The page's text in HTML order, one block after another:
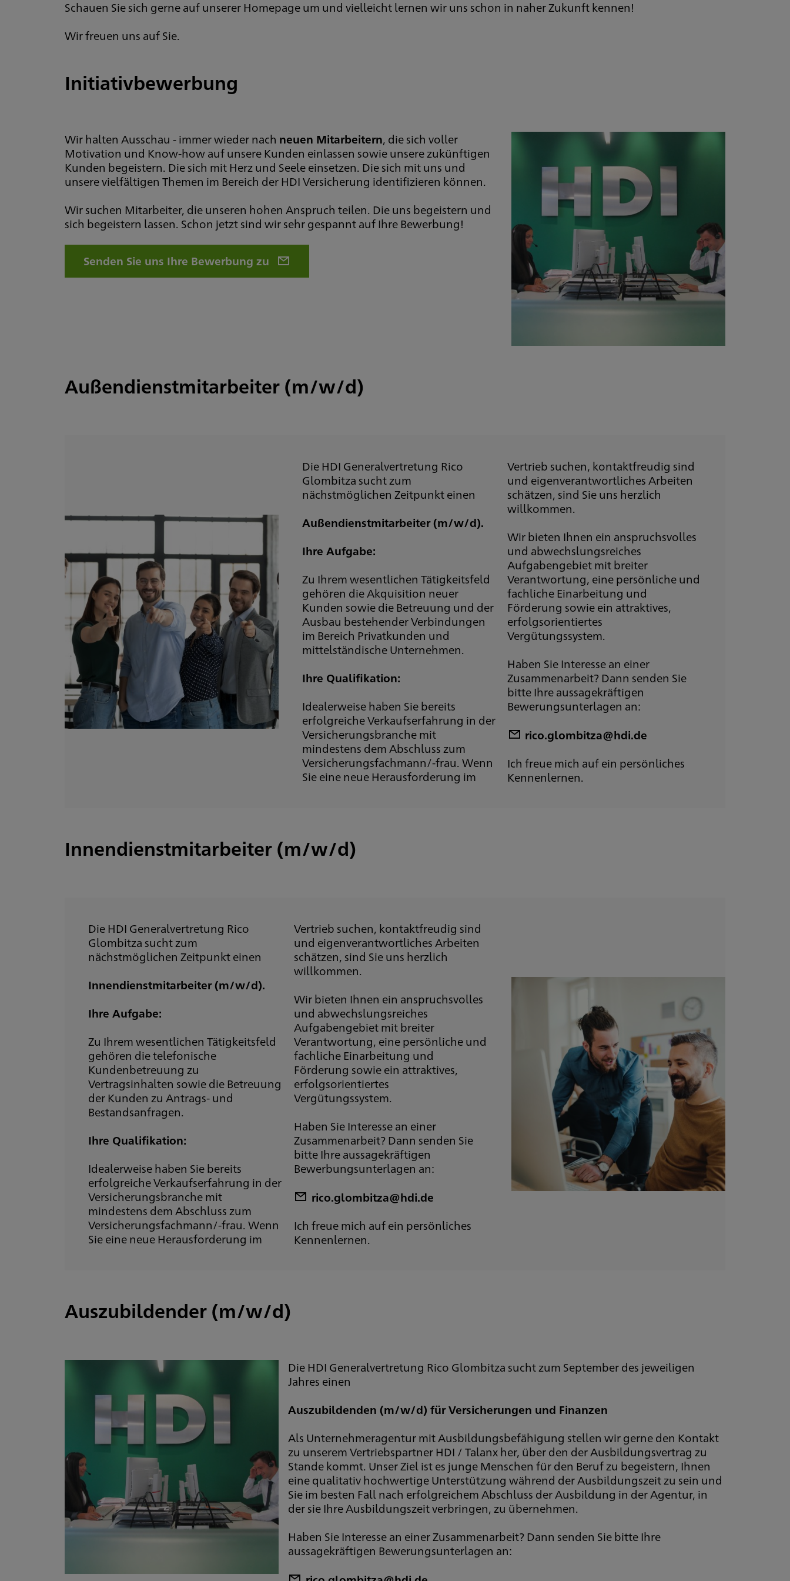
Schauen Sie sich gerne auf unserer Homepage um und vielleicht lernen wir uns schon in naher Zukunft kennen!
Wir freuen uns auf Sie.
Initiativbewerbung
Wir halten Ausschau - immer wieder nach neuen Mitarbeitern, die sich voller
Motivation und Know-how auf unsere Kunden einlassen sowie unsere zukünftigen
Kunden begeistern. Die sich mit Herz und Seele einsetzen. Die sich mit uns und
unsere vielfältigen Themen im Bereich der HDI Versicherung identifizieren können.
Wir suchen Mitarbeiter, die unseren hohen Anspruch teilen. Die uns begeistern und
sich begeistern lassen. Schon jetzt sind wir sehr gespannt auf Ihre Bewerbung!
Senden Sie uns Ihre Bewerbung zu
Außendienstmitarbeiter (m/w/d)
Die HDI Generalvertretung Rico
Glombitza sucht zum
nächstmöglichen Zeitpunkt einen
Außendienstmitarbeiter (m/w/d).
Ihre Aufgabe:
Zu Ihrem wesentlichen Tätigkeitsfeld
gehören die Akquisition neuer
Kunden sowie die Betreuung und der
Ausbau bestehender Verbindungen
im Bereich Privatkunden und
mittelständische Unternehmen.
Ihre Qualifikation:
Idealerweise haben Sie bereits
erfolgreiche Verkaufserfahrung in der
Versicherungsbranche mit
mindestens dem Abschluss zum
Versicherungsfachmann/-frau. Wenn
Sie eine neue Herausforderung im
Vertrieb suchen, kontaktfreudig sind
und eigenverantwortliches Arbeiten
schätzen, sind Sie uns herzlich
willkommen.
Wir bieten Ihnen ein anspruchsvolles
und abwechslungsreiches
Aufgabengebiet mit breiter
Verantwortung, eine persönliche und
fachliche Einarbeitung und
Förderung sowie ein attraktives,
erfolgsorientiertes
Vergütungssystem.
Haben Sie Interesse an einer
Zusammenarbeit? Dann senden Sie
bitte Ihre aussagekräftigen
Bewerungsunterlagen an:
rico.glombitza@hdi.de
Ich freue mich auf ein persönliches
Kennenlernen.
Innendienstmitarbeiter (m/w/d)
Die HDI Generalvertretung Rico
Glombitza sucht zum
nächstmöglichen Zeitpunkt einen
Innendienstmitarbeiter (m/w/d).
Ihre Aufgabe:
Zu Ihrem wesentlichen Tätigkeitsfeld
gehören die telefonische
Kundenbetreuung zu
Vertragsinhalten sowie die Betreuung
der Kunden zu Antrags- und
Bestandsanfragen.
Ihre Qualifikation:
Idealerweise haben Sie bereits
erfolgreiche Verkaufserfahrung in der
Versicherungsbranche mit
mindestens dem Abschluss zum
Versicherungsfachmann/-frau. Wenn
Sie eine neue Herausforderung im
Vertrieb suchen, kontaktfreudig sind
und eigenverantwortliches Arbeiten
schätzen, sind Sie uns herzlich
willkommen.
Wir bieten Ihnen ein anspruchsvolles
und abwechslungsreiches
Aufgabengebiet mit breiter
Verantwortung, eine persönliche und
fachliche Einarbeitung und
Förderung sowie ein attraktives,
erfolgsorientiertes
Vergütungssystem.
Haben Sie Interesse an einer
Zusammenarbeit? Dann senden Sie
bitte Ihre aussagekräftigen
Bewerbungsunterlagen an:
rico.glombitza@hdi.de
Ich freue mich auf ein persönliches
Kennenlernen.
Auszubildender (m/w/d)
Die HDI Generalvertretung Rico Glombitza sucht zum September des jeweiligen
Jahres einen
Auszubildenden (m/w/d) für Versicherungen und Finanzen
Als Unternehmeragentur mit Ausbildungsbefähigung stellen wir gerne den Kontakt
zu unserem Vertriebspartner HDI / Talanx her, über den der Ausbildungsvertrag zu
Stande kommt. Unser Ziel ist es junge Menschen für den Beruf zu begeistern, Ihnen
eine qualitativ hochwertige Unterstützung während der Ausbildungszeit zu sein und
Sie im besten Fall nach erfolgreichem Abschluss der Ausbildung in der Agentur, in
der sie Ihre Ausbildungszeit verbringen, zu übernehmen.
Haben Sie Interesse an einer Zusammenarbeit? Dann senden Sie bitte Ihre
aussagekräftigen Bewerungsunterlagen an: